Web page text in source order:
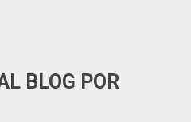
BLOG POR